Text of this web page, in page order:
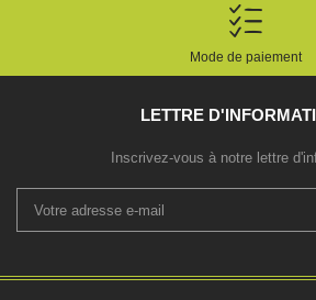
Mode de paiement
LETTRE
Inscrivez-vous à notre lettre